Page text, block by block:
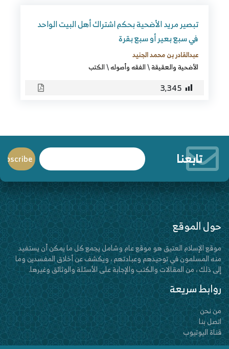
تبصير مريد الأضحية بحكم اشتراك أهل البيت الواحد
في سبع بعير أو سبع بقرة
عبدالقادر بن محمد الجنيد
الأضحية والعقيقة\الفقه وأصوله\الكتب
3٬345
تابعنا
حول الموقع
موقع الإسلام العتيق هو موقع عام وشامل يجمع كل ما يمكن أن يستفيد
منه المسلمون في توحيدهم وعبادتهم ، ويكشف عن أخلاق المفسدين وما
إلى ذلك ، من المقالات والكتب والإجابة على الأسئلة والوثائق وغيرها.
روابط سريعة
من نحن
اتصل بنا
قناة اليوتيوب